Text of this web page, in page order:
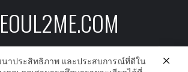
กาหลีอัพเดต ดาราเกาหลี ซีรีย์
กาหลี และนักร้องเกาหลีก่อนใคร
นาประสิทธิภาพ และประสบการณ์ที่ดีใน